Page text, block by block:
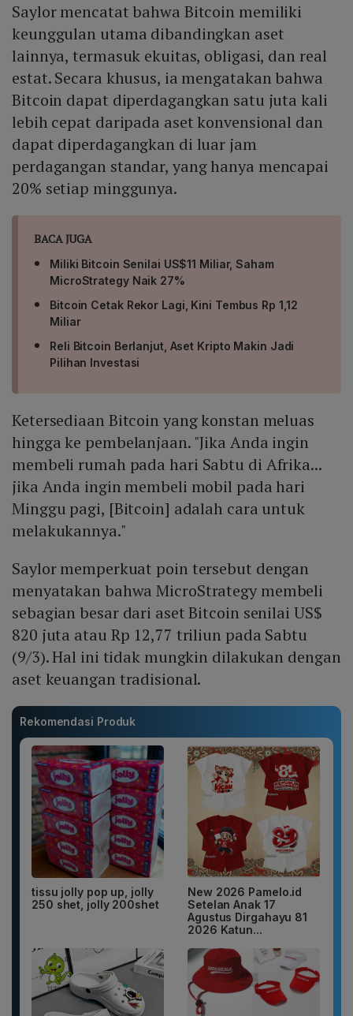
Saylor mencatat bahwa Bitcoin memiliki
keunggulan utama dibandingkan aset
lainnya, termasuk ekuitas, obligasi, dan real
estat. Secara khusus, ia mengatakan bahwa
Bitcoin dapat diperdagangkan satu juta kali
lebih cepat daripada aset konvensional dan
dapat diperdagangkan di luar jam
perdagangan standar, yang hanya mencapai
20% setiap minggunya.
BACA JUGA
Miliki Bitcoin Senilai US$11 Miliar, Saham
MicroStrategy Naik 27%
Bitcoin Cetak Rekor Lagi, Kini Tembus Rp 1,12
Miliar
Reli Bitcoin Berlanjut, Aset Kripto Makin Jadi
Pilihan Investasi
Ketersediaan Bitcoin yang konstan meluas
hingga ke pembelanjaan. "Jika Anda ingin
membeli rumah pada hari Sabtu di Afrika...
jika Anda ingin membeli mobil pada hari
Minggu pagi, [Bitcoin] adalah cara untuk
melakukannya."
Saylor memperkuat poin tersebut dengan
menyatakan bahwa MicroStrategy membeli
sebagian besar dari aset Bitcoin senilai US$
820 juta atau Rp 12,77 triliun pada Sabtu
(9/3). Hal ini tidak mungkin dilakukan dengan
aset keuangan tradisional.
Rekomendasi Produk
tissu jolly pop up, jolly
250 shet, jolly 200shet
New 2026 Pamelo.id
Setelan Anak 17
Agustus Dirgahayu 81
2026 Katun...